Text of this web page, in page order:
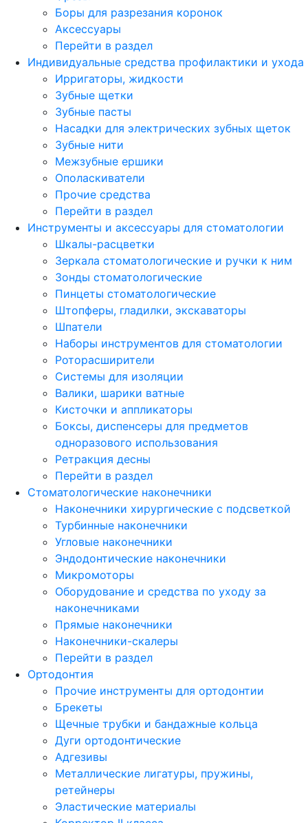
Боры для разрезания коронок
Аксессуары
Перейти в раздел
Индивидуальные средства профилактики и ухода
Ирригаторы, жидкости
Зубные щетки
Зубные пасты
Насадки для электрических зубных щеток
Зубные нити
Межзубные ершики
Ополаскиватели
Прочие средства
Перейти в раздел
Инструменты и аксессуары для стоматологии
Шкалы-расцветки
Зеркала стоматологические и ручки к ним
Зонды стоматологические
Пинцеты стоматологические
Штопферы, гладилки, экскаваторы
Шпатели
Наборы инструментов для стоматологии
Роторасширители
Системы для изоляции
Валики, шарики ватные
Кисточки и аппликаторы
Боксы, диспенсеры для предметов
одноразового использования
Ретракция десны
Перейти в раздел
Стоматологические наконечники
Наконечники хирургические с подсветкой
Турбинные наконечники
Угловые наконечники
Эндодонтические наконечники
Микромоторы
Оборудование и средства по уходу за
наконечниками
Прямые наконечники
Наконечники-скалеры
Перейти в раздел
Ортодонтия
Прочие инструменты для ортодонтии
Брекеты
Щечные трубки и бандажные кольца
Дуги ортодонтические
Адгезивы
Металлические лигатуры, пружины,
ретейнеры
Эластические материалы